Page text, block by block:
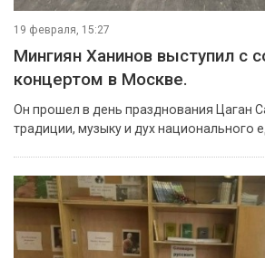
19 февраля, 15:27
Мингиян Ханинов выступил с
концертом в Москве.
Он прошел в день празднования Цаган
традиции, музыку и дух национального